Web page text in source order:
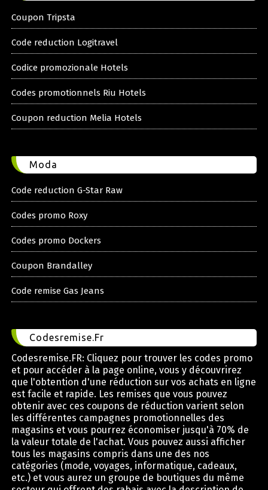
Coupon Tripsta
Code reduction Logitravel
Codice promozionale Hotels
Codes promotionnels Riu Hotels
Coupon reduction Melia Hotels
Moda
Code reduction G-Star Raw
Codes promo Roxy
Codes promo Dockers
Coupon Brandalley
Code remise Gas Jeans
Codesremise.Fr
Codesremise.FR: Cliquez pour trouver les codes promo
et pour accéder à la page online, vous y découvrirez
que l'obtention d'une réduction sur vos achats en ligne
est facile et rapide. Les remises que vous pouvez
obtenir avec ces coupons de réduction varient selon
les différentes campagnes promotionnelles des
magasins et vous pourrez économiser jusqu'à 70% de
la valeur totale de l'achat. Vous pouvez aussi afficher
tous les magasins compris dans une des nos
catégories (mode, voyages, informatique, cadeaux,
etc.) et vous aurez un groupe de boutiques du même